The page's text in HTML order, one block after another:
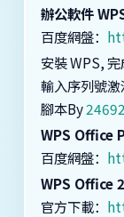
辦公軟件
百度網盤：
安裝 WPS,
輸入序列號激
腳本By
WPS Office
百度網盤：
WPS Office
官方下載：